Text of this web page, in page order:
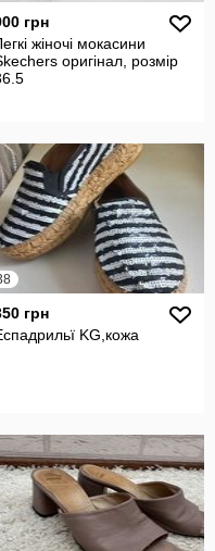
грн
жіночі мокасини
оригінал, розмір
грн
KG,кожа